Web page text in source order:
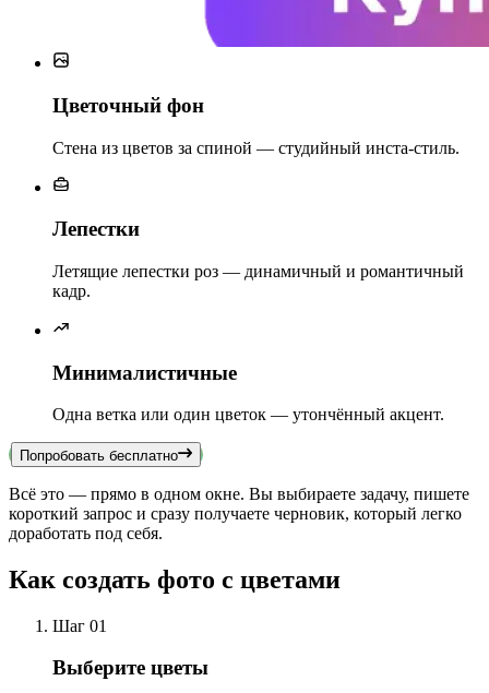
Цветочный фон
Стена из цветов за спиной — студийный инста-стиль.
Лепестки
Летящие лепестки роз — динамичный и романтичный
кадр.
Минималистичные
Одна ветка или один цветок — утончённый акцент.
Попробовать бесплатно
Всё это — прямо в одном окне. Вы выбираете задачу, пишете
короткий запрос и сразу получаете черновик, который легко
доработать под себя.
Как создать фото с цветами
Шаг 01
Выберите цветы